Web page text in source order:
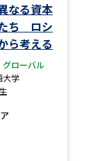
なる資本
ち ロシ
ら考える
ローバル
大学